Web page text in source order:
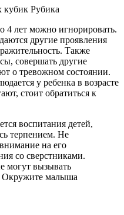
4 лет можно игнорировать.
другие проявления
Также
совершать другие
о тревожном состоянии.
у ребенка в возрасте
стоит обратиться к
воспитания детей,
терпением. Не
на его
со сверстниками.
могут вызывать
Окружите малыша